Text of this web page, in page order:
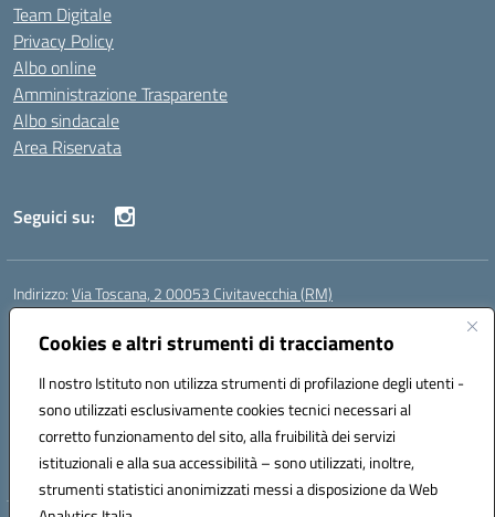
Cookies e altri strumenti di tracciamento
Il nostro Istituto non utilizza strumenti di profilazione degli utenti -
sono utilizzati esclusivamente cookies tecnici necessari al
corretto funzionamento del sito, alla fruibilità dei servizi
istituzionali e alla sua accessibilità – sono utilizzati, inoltre,
strumenti statistici anonimizzati messi a disposizione da Web
Team Digitale
Privacy Policy
Albo online
Amministrazione Trasparente
Albo sindacale
Area Riservata
Seguici su:
Indirizzo:Via Toscana, 2 00053 Civitavecchia (RM)
Centralino:
Posta elettronica certificata (PEC):rmic8b900g@pec.istruzione.it
Codice fiscale: 91038380589
Codice meccanografico:RMIC8B900G
Codice Indice delle Pubbliche Amministrazioni (IPA): istsc_rmic8b900g
Codice unico di fatturazione (CUF): UFP4NO